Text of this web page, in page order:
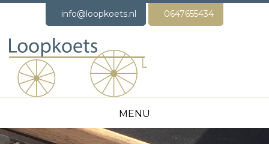
info@loopkoets.nl 0647655434
MENU